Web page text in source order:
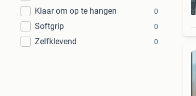
Klaar om op te hangen 0
Softgrip 0
Zelfklevend 0